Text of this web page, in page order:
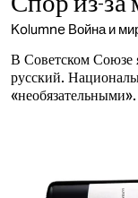
Kolumne Война и
В Советском Союзе
русский.